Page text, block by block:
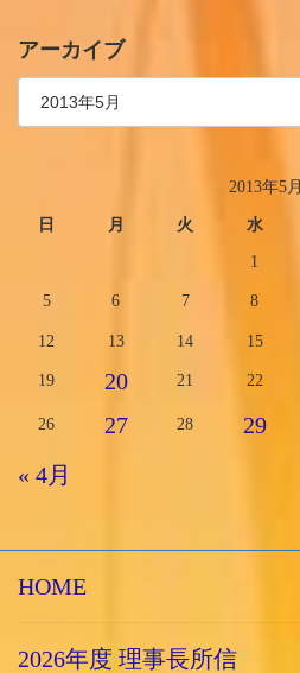
アーカイブ
2013年5月
日 月 火 水
1
5 6 7 8
12 13 14 15
19 20 21 22
26 27 28 29
« 4月
HOME
2026年度 理事長所信